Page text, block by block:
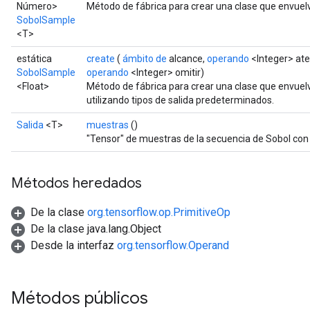
Número>
SobolSample
<T>
Método de fábrica para crear una clase que
estática
SobolSample
<Float>
create ( ámbito de alcance, operando <Integer>
operando <Integer> omitir)
Método de fábrica para crear una clase que
utilizando tipos de salida predeterminados.
Salida <T> muestras ()
"Tensor" de muestras de la secuencia de Sobol
Métodos heredados
De la clase org.tensorflow.op.PrimitiveOp
De la clase java.lang.Object
Desde la interfaz org.tensorflow.Operand
Métodos públicos